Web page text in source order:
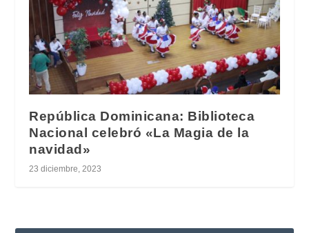
República Dominicana: Biblioteca
Nacional celebró «La Magia de la
navidad»
23 diciembre, 2023